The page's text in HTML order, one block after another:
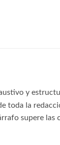
y
toda la
supere